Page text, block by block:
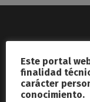
Este portal
finalidad
carácter
conocimiento.